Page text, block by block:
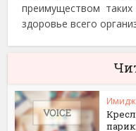
преимуществом
здоровье всего
Имидж